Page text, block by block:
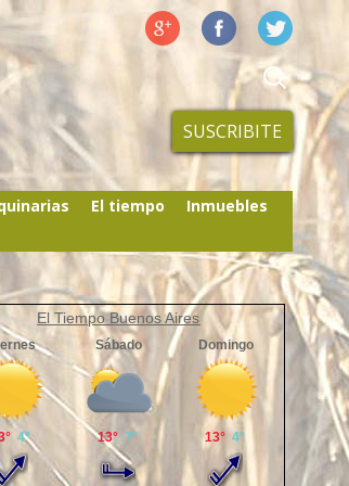
SUSCRIBITE
El tiempo
Inmuebles
El Tiempo Buenos Aires